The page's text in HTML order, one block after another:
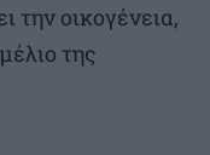
την οικογένεια,
της